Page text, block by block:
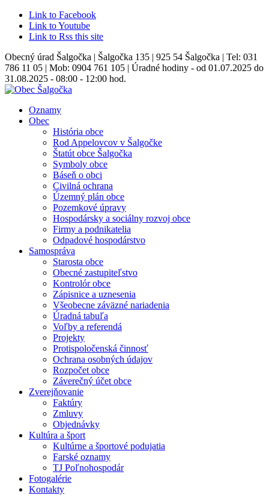
Link to Facebook
Link to Youtube
Link to Rss this site
Obecný úrad Šalgočka | Šalgočka 135 | 925 54 Šalgočka | Tel: 031
786 11 05 | Mob: 0904 761 105 | Úradné hodiny - od 01.07.2025 do
31.08.2025 - 08:00 - 12:00 hod.
Oznamy
Obec
História obce
Rod Appelovcov v Šalgočke
Štatút obce Šalgočka
Symboly obce
Báseň o obci
Civilná ochrana
Územný plán obce
Pozemkové úpravy
Hospodársky a sociálny rozvoj obce
Firmy a podnikatelia
Odpadové hospodárstvo
Samospráva
Starosta obce
Obecné zastupiteľstvo
Kontrolór obce
Zápisnice a uznesenia
Všeobecne záväzné nariadenia
Úradná tabuľa
Voľby a referendá
Projekty
Protispoločenská činnosť
Ochrana osobných údajov
Rozpočet obce
Záverečný účet obce
Zverejňovanie
Faktúry
Zmluvy
Objednávky
Kultúra a šport
Kultúrne a športové podujatia
Farské oznamy
TJ Poľnohospodár
Fotogalérie
Kontakty